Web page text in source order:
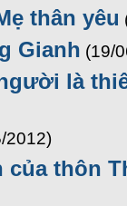
thân yêu
Gianh (19/
là
2012)
của thôn